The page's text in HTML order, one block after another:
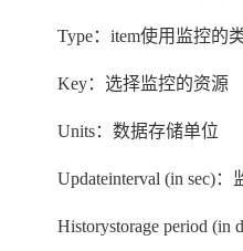
Type：item使用监控的
Key：选择监控的资源
Units：数据存储单位
Updateinterval (in sec)：
Historystorage period (in